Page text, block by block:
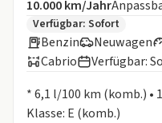
Angebotsdetails:
Inklusive Laufleistung
10.000 km/Jahr
Zusätzliche
Verfügbar: Sofort
Benzin Neuwagen
Cabrio
Verfügbar:
* 6,1 l/100 km (komb.) •
Klasse: E (komb.)